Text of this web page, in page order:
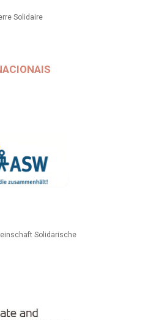
Solidaire
Solidarische